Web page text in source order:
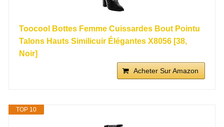
Toocool Bottes Femme Cuissardes Bout Pointu
Talons Hauts Similicuir Élégantes X8056 [38,
Noir]
Acheter Sur Amazon
TOP 10